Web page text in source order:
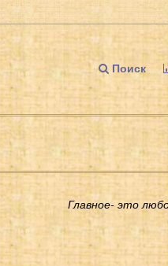
Поиск
Главное- это